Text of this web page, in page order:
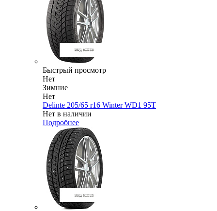
Быстрый просмотр
Нет
Зимние
Нет
Delinte 205/65 r16 Winter WD1 95T
Нет в наличии
Подробнее